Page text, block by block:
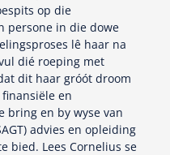
op die
persone in die dowe
lê haar na
dié roeping met
dit haar gróót droom
en
bring en by wyse van
advies en opleiding
bied. Lees Cornelius se